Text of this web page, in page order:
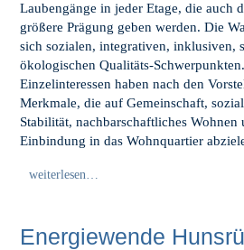
Laubengänge in jeder Etage, die auch
größere Prägung geben werden. Die
sich sozialen, integrativen, inklusiven,
ökologischen Qualitäts-
Einzelinteressen haben nach den
Merkmale, die auf Gemeinschaft,
Stabilität, nachbarschaftliches Wohnen
Einbindung in das Wohnquartier
weiterlesen…
Energiewende